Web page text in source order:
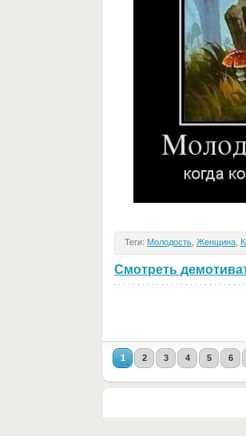
Теги: Молодость Женщина
Смотреть
1 2 3 4 5 6